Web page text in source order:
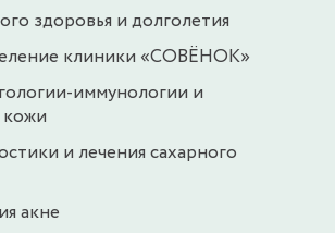
здоровья и долголетия
клиники «СОВЁНОК»
иммунологии и
кожи
и лечения сахарного
акне